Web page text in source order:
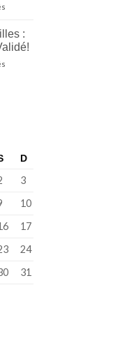
la
Fête
de
sur
départ
du
Relecq-
Kerhuon,
territoire
Brest
:
sur
D
3
10
17
24
31